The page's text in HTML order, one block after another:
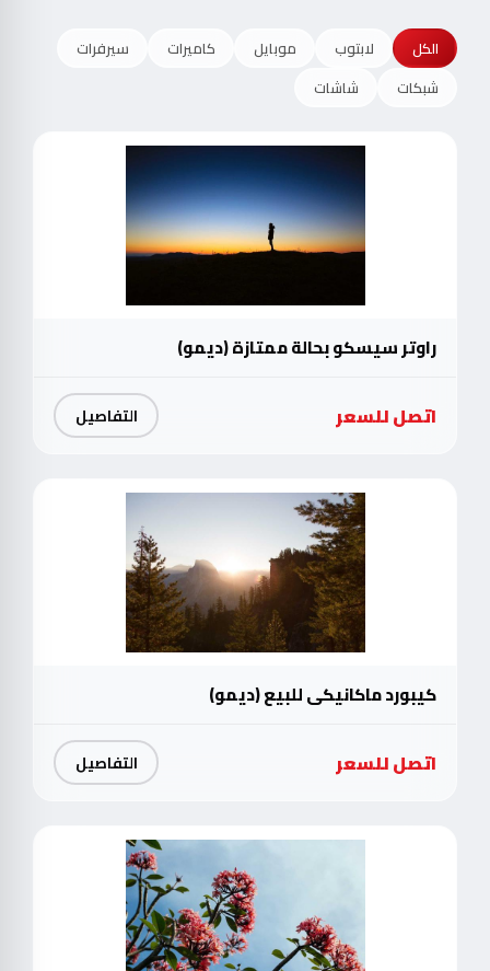
الكل لابتوب موبايل كاميرات
سيرفرات
شبكات
شاشات
راوتر سيسكو بحالة ممتازة (ديمو)
اتصل للسعر التفاصيل
كيبورد ماكانيكي للبيع (ديمو)
اتصل للسعر التفاصيل